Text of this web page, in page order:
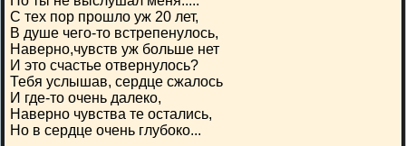
С тех пор прошло уж 20 лет,
В душе чего-то встрепенулось,
Наверно,чувств уж больше нет
И это счастье отвернулось?
Тебя услышав, сердце сжалось
И где-то очень далеко,
Наверно чувства те остались,
Но в сердце очень глубоко...